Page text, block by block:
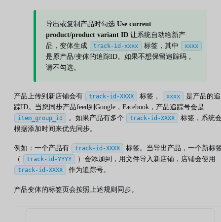
导出或复制产品时勾选 Use current
product/product variant ID 让系统自动给新产
品，变体生成
track-id-xxxx 标签，其中 xxxx
是原产品/变体的追踪ID。如果不想保留追踪码，
请不勾选。
产品上传到新店铺会有 track-id-XXXX 标签， xxxx
是产品的追
踪ID。当您同步产品feed到Google，Facebook，产品追踪号会是
item_group_id 。如果产品有多个 track-id-XXXX
标签，系统
根据添加时间来优先同步。
例如：一个产品有 track-id-XXXX
标签。当导出产品，一个新标
（
track-id-YYYY ）会添加到，用文件导入新店铺，店铺会使用
track-id-XXXX 作为追踪号。
产品变体的标签页会按照上述规则同步。